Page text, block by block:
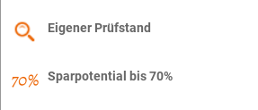
Eigener Prüfstand
Sparpotential bis 70%